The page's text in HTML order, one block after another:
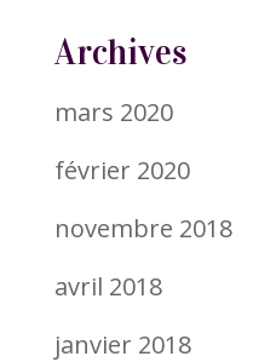
Archives
mars 2020
février 2020
novembre 2018
avril 2018
janvier 2018